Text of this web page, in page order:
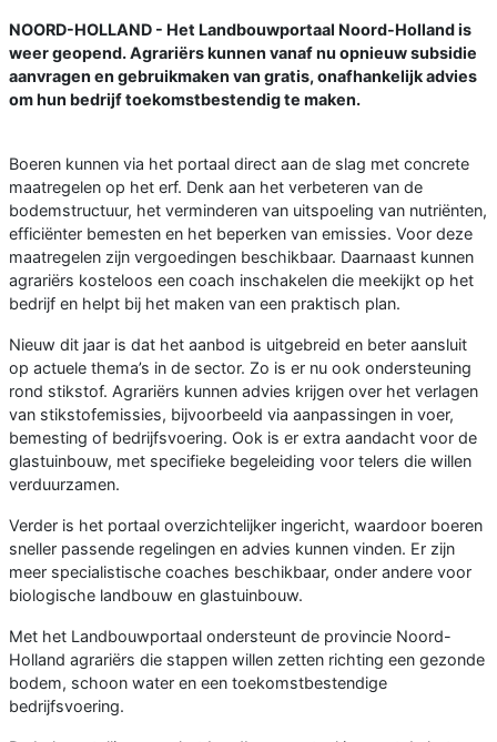
NOORD-HOLLAND - Het Landbouwportaal Noord-Holland is
weer geopend. Agrariërs kunnen vanaf nu opnieuw subsidie
aanvragen en gebruikmaken van gratis, onafhankelijk advies
om hun bedrijf toekomstbestendig te maken.
Boeren kunnen via het portaal direct aan de slag met concrete
maatregelen op het erf. Denk aan het verbeteren van de
bodemstructuur, het verminderen van uitspoeling van nutriënten,
efficiënter bemesten en het beperken van emissies. Voor deze
maatregelen zijn vergoedingen beschikbaar. Daarnaast kunnen
agrariërs kosteloos een coach inschakelen die meekijkt op het
bedrijf en helpt bij het maken van een praktisch plan.
Nieuw dit jaar is dat het aanbod is uitgebreid en beter aansluit
op actuele thema’s in de sector. Zo is er nu ook ondersteuning
rond stikstof. Agrariërs kunnen advies krijgen over het verlagen
van stikstofemissies, bijvoorbeeld via aanpassingen in voer,
bemesting of bedrijfsvoering. Ook is er extra aandacht voor de
glastuinbouw, met specifieke begeleiding voor telers die willen
verduurzamen.
Verder is het portaal overzichtelijker ingericht, waardoor boeren
sneller passende regelingen en advies kunnen vinden. Er zijn
meer specialistische coaches beschikbaar, onder andere voor
biologische landbouw en glastuinbouw.
Met het Landbouwportaal ondersteunt de provincie Noord-
Holland agrariërs die stappen willen zetten richting een gezonde
bodem, schoon water en een toekomstbestendige
bedrijfsvoering.